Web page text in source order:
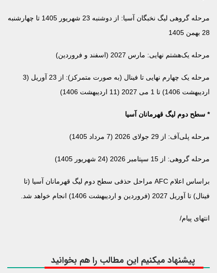
مرحله گروهی لیگ نخبگان آسیا: از دوشنبه 23 شهریور 1405 تا چهارشنبه
28 بهمن 1405
مرحله یک‌هشتم نهایی: مارس 2027 (اسفند و فروردین)
مرحله یک چهارم نهایی تا فینال (به صورت متمرکز): از 23 آوریل (3
اردیبهشت 1406) تا 1 می 2027 (11 اردیبهشت 1406)
* سطح دوم لیگ قهرمانان آسیا
مرحله پلی‌آف: از 29 جولای 2026 (7 مرداد 1405)
مرحله گروهی: از 15 سپتامبر 2026 (24 شهریور 1405)
براساس اعلام AFC مراحل حذفی سطح دوم لیگ قهرمانان آسیا (تا
فینال) تا آوریل 2027 (فروردین و اردیبهشت 1406) انجام خواهد شد.
انتهای پیام/
پیشنهاد میکنیم این مطالب را هم بخوانید